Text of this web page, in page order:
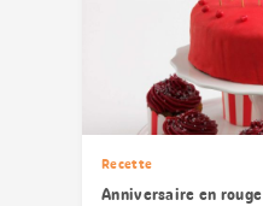
Recette
Anniversaire en rouge